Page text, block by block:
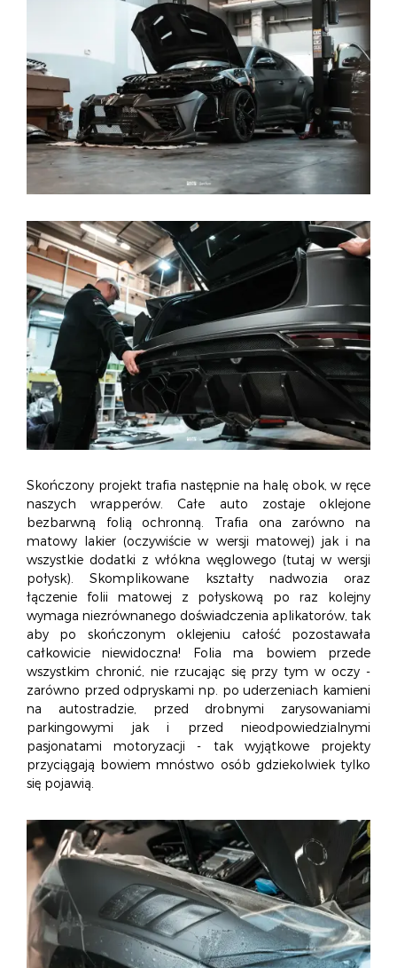
Skończony projekt trafia następnie na halę obok, w ręce
naszych wrapperów. Całe auto zostaje oklejone
bezbarwną folią ochronną. Trafia ona zarówno na
matowy lakier (oczywiście w wersji matowej) jak i na
wszystkie dodatki z włókna węglowego (tutaj w wersji
połysk). Skomplikowane kształty nadwozia oraz
łączenie folii matowej z połyskową po raz kolejny
wymaga niezrównanego doświadczenia aplikatorów, tak
aby po skończonym oklejeniu całość pozostawała
całkowicie niewidoczna! Folia ma bowiem przede
wszystkim chronić, nie rzucając się przy tym w oczy -
zarówno przed odpryskami np. po uderzeniach kamieni
na autostradzie, przed drobnymi zarysowaniami
parkingowymi jak i przed nieodpowiedzialnymi
pasjonatami motoryzacji - tak wyjątkowe projekty
przyciągają bowiem mnóstwo osób gdziekolwiek tylko
się pojawią.